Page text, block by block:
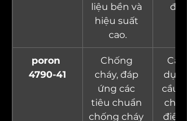
liệu bền và
hiệu suất
cao.
độ
poron
4790-41
Chống
cháy, đáp
ứng các
tiêu chuẩn
chống cháy
Các
cầu
điện